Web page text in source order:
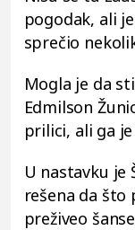
pogodak, ali
sprečio
Mogla je da
Edmilson
prilici, ali ga
U nastavku je
rešena da što
preživeo